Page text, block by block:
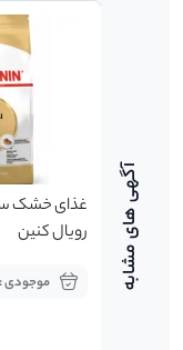
کوچک
غذای خشک
رویال کنین
موجودی : 2 بسته